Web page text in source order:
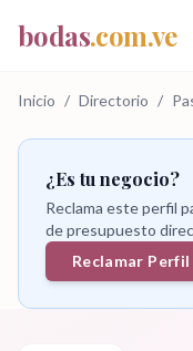
bodas.com.ve
Inicio / Directorio /
¿Es tu negocio?
Reclama este perfil
de presupuesto
Reclamar Perfil